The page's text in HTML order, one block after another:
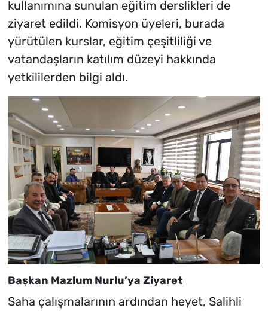
kullanımına sunulan eğitim derslikleri de
ziyaret edildi. Komisyon üyeleri, burada
yürütülen kurslar, eğitim çeşitliliği ve
vatandaşların katılım düzeyi hakkında
yetkililerden bilgi aldı.
Başkan Mazlum Nurlu’ya Ziyaret
Saha çalışmalarının ardından heyet, Salihli